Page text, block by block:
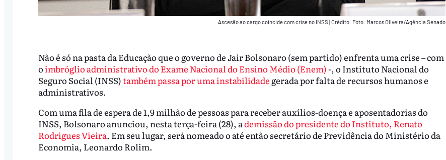
Ascesão ao cargo coincide com crise no INSS |Crédito: Foto: Marcos Oliveira/Agência Senado
Não é só na pasta da Educação que o governo de Jair Bolsonaro (sem partido) enfrenta uma crise – com
oimbróglio administrativo do Exame Nacional do Ensino Médio (Enem)-, o Instituto Nacional do
Seguro Social (INSS)também passa por uma instabilidadegerada por falta de recursos humanos e
administrativos.
Com uma fila de espera de 1,9 milhão de pessoas para receber auxílios-doença e aposentadorias do
INSS, Bolsonaro anunciou, nesta terça-feira (28), ademissão do presidente do Instituto, Renato
Rodrigues Vieira. Em seu lugar, será nomeado o até então secretário de Previdência do Ministério da
Economia, Leonardo Rolim.